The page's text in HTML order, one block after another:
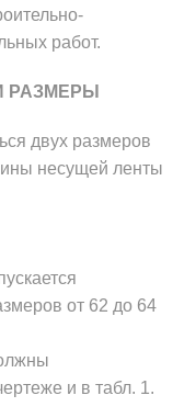
работ.
РАЗМЕРЫ
двух размеров
несущей ленты
от 62 до 64
и в табл. 1.